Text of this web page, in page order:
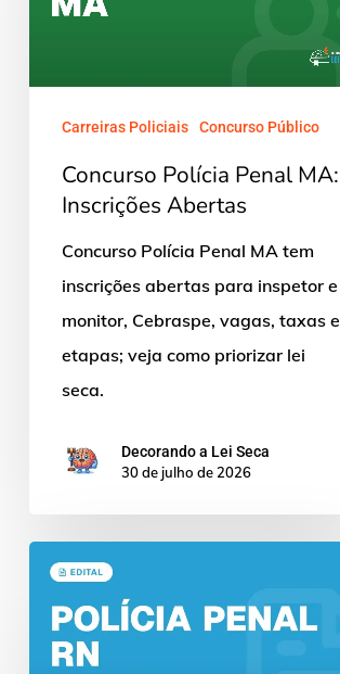
MA:
Abertas
Carreiras Policiais Concurso Público
Concurso Polícia Penal MA:
Inscrições Abertas
Concurso Polícia Penal MA tem
inscrições abertas para inspetor e
monitor, Cebraspe, vagas, taxas e
etapas; veja como priorizar lei
seca.
Decorando a Lei Seca
30 de julho de 2026
Concurso
Penal
RN: